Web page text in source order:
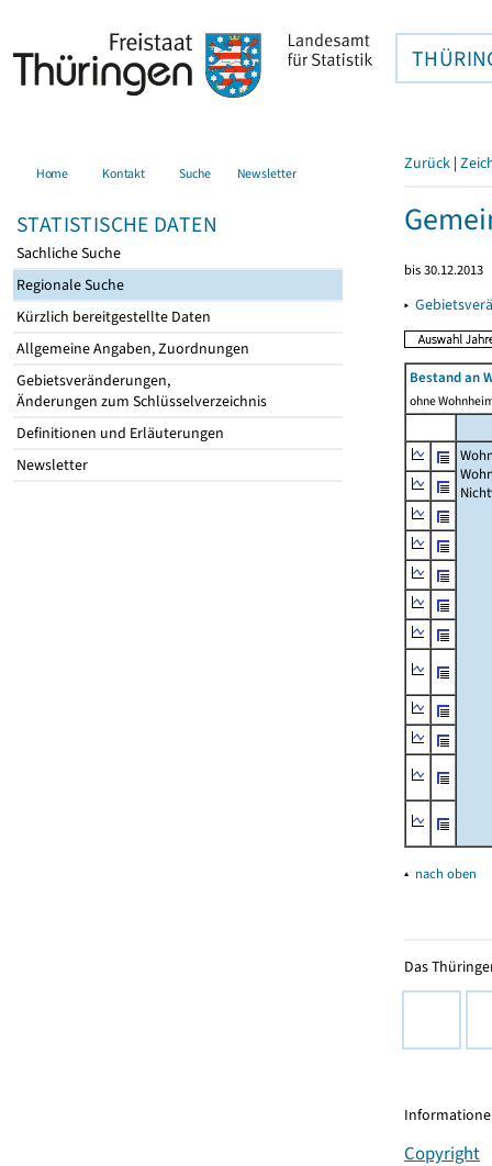
Home Kontakt Suche Newsletter
STATISTISCHE DATEN
Sachliche Suche
Regionale Suche
Kürzlich bereitgestellte Daten
Allgemeine Angaben, Zuordnungen
Gebietsveränderungen,
Änderungen zum Schlüsselverzeichnis
Definitionen und Erläuterungen
Newsletter
Zurück |
bis 30.12.2013
▸
Bestand an
ohne
▴ nach oben
Das
Copyright